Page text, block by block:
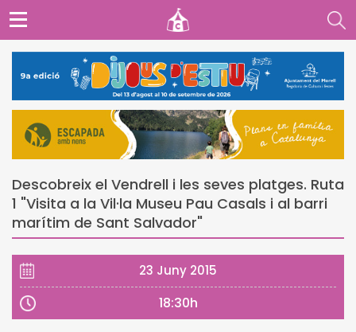
Descobreix el Vendrell i les seves platges. Ruta
1 "Visita a la Vil·la Museu Pau Casals i al barri
marítim de Sant Salvador"
23 Juny 2015
18:30h